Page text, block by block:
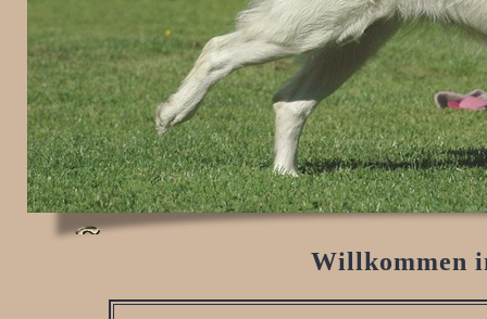
Willkommen